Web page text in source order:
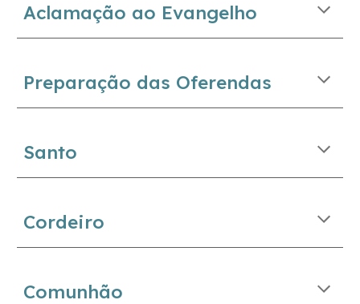
Aclamação ao Evangelho
Preparação das Oferendas
Santo
Cordeiro
Comunhão